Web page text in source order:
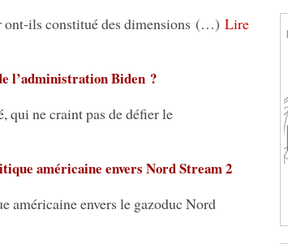
ont-ils constitué des dimensions (…) Lire
l’administration Biden ?
qui ne craint pas de défier le
américaine envers Nord Stream 2
américaine envers le gazoduc Nord